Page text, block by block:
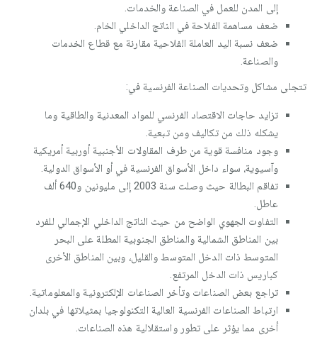
إلى المدن للعمل في الصناعة والخدمات.
ضعف مساهمة الفلاحة في الناتج الداخلي الخام.
ضعف نسبة اليد العاملة الفلاحية مقارنة مع قطاع الخدمات
والصناعة.
تتجلى مشاكل وتحديات الصناعة الفرنسية في:
تزايد حاجات الاقتصاد الفرنسي للمواد المعدنية والطاقية وما
يشكله ذلك من تكاليف ومن تبعية.
وجود منافسة قوية من طرف المقاولات الأجنبية أوربية أمريكية
وآسيوية، سواء داخل الأسواق الفرنسية في أو الأسواق الدولية.
تفاقم البطالة حيث وصلت سنة 2003 إلى مليونين و640 ألف
عاطل.
التفاوت الجهوي الواضح من حيث الناتج الداخلي الإجمالي للفرد
بين المناطق الشمالية والمناطق الجنوبية المطلة على البحر
المتوسط ذات الدخل المتوسط والقليل، وبين المناطق الأخرى
كباريس ذات الدخل المرتفع.
تراجع بعض الصناعات وتأخر الصناعات الإلكترونية والمعلوماتية.
ارتباط الصناعات الفرنسية العالية التكنولوجيا بمثيلاتها في بلدان
أخرى مما يؤثر على تطور واستقلالية هذه الصناعات.